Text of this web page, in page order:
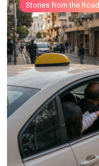
Stories from the Road